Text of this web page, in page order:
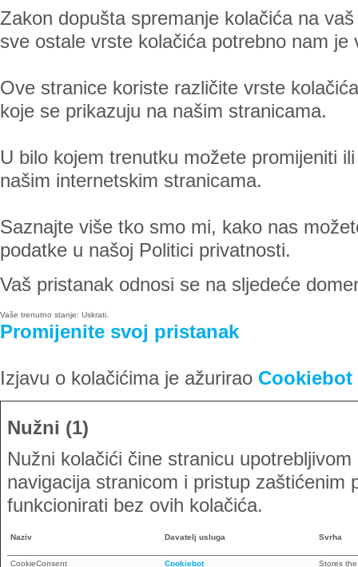
Zakon dopušta spremanje kolačića na
sve ostale vrste kolačića potrebno nam je
Ove stranice koriste različite vrste
koje se prikazuju na našim stranicama.
U bilo kojem trenutku možete promijeniti
našim internetskim stranicama.
Saznajte više tko smo mi, kako nas
podatke u našoj Politici privatnosti.
Vaš pristanak odnosi se na sljedeće
Vaše trenutno stanje: Uskrati.
Promijenite svoj ​​pristanak
Izjavu o kolačićima je ažurirao Cookiebot
Nužni (1)
Nužni kolačići čine stranicu
navigacija stranicom i pristup zaštićenim
funkcionirati bez ovih kolačića.
Naziv Davatelj usluga Svrha
CookieConsent Cookiebot Stores